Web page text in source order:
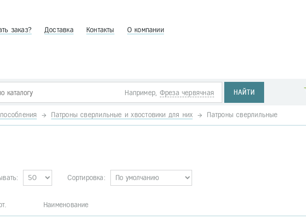
заказ? Доставка Контакты О компании
Например, Фреза червячная НАЙТИ
Патроны сверлильные и хвостовики для них Патроны сверлильные
Сортировка:
Наименование